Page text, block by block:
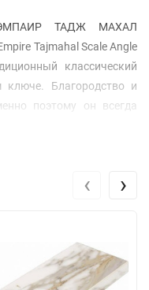
ЭМПАИР ТАДЖ МАХАЛ
Tajmahal Scale Angle
классический
Благородство и
поэтому он всегда
времен. Но и сегодня
соответствуют
разноборазие оттенков
плиты исполнены в пяти
вариантах
элементов
‹ ›